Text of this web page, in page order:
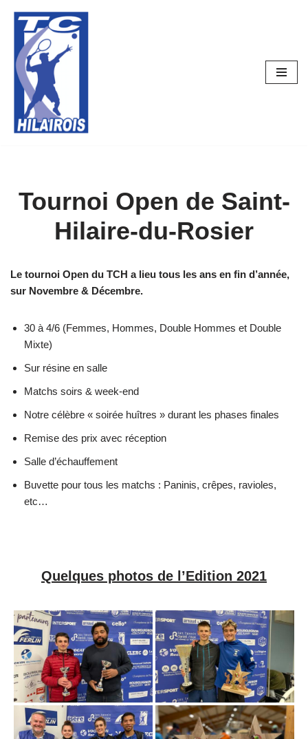
Aller
au
contenu
Tournoi Open de Saint-
Hilaire-du-Rosier
Le tournoi Open du TCH a lieu tous les ans en fin d’année,
sur Novembre & Décembre.
30 à 4/6 (Femmes, Hommes, Double Hommes et Double
Mixte)
Sur résine en salle
Matchs soirs & week-end
Notre célèbre « soirée huîtres » durant les phases finales
Remise des prix avec réception
Salle d’échauffement
Buvette pour tous les matchs : Paninis, crêpes, ravioles,
etc…
Quelques photos de l’Edition 2021